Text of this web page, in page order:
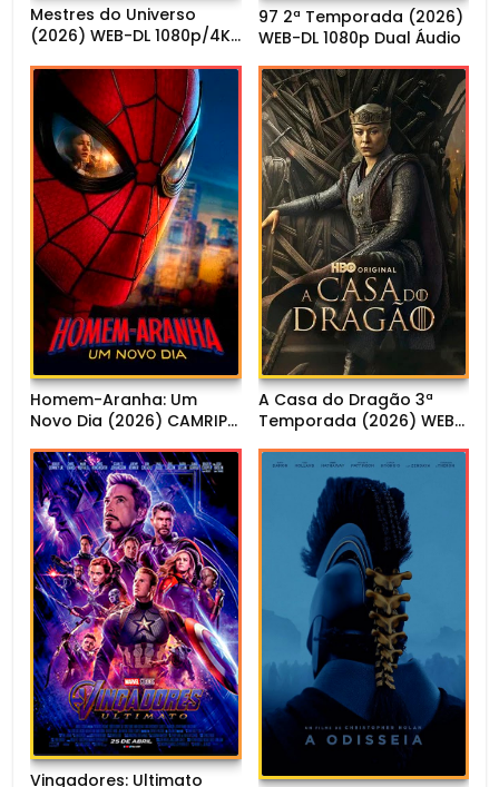
Mestres do Universo
(2026) WEB-DL 1080p/4K
97 2ª Temporada (2026)
WEB-DL 1080p Dual Áudio
Homem-Aranha: Um
Novo Dia (2026) CAMRIP
A Casa do Dragão 3ª
Temporada (2026) WEB-
Vingadores: Ultimato